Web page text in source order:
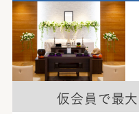
仮会員で最大